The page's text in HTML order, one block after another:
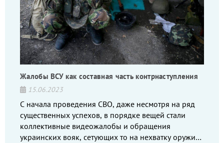
Жалобы ВСУ как составная часть контрнаступления
15.06.2023
С начала проведения СВО, даже несмотря на ряд
существенных успехов, в порядке вещей стали
коллективные видеожалобы и обращения
украинских вояк, сетующих то на нехватку оружия,